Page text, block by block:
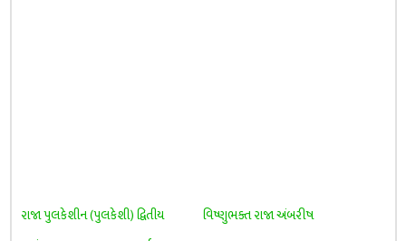
રાજા પુલકેશીન (પુલકેશી) દ્વિતીય
વિષ્ણુભક્ત રાજા અંબરીષ